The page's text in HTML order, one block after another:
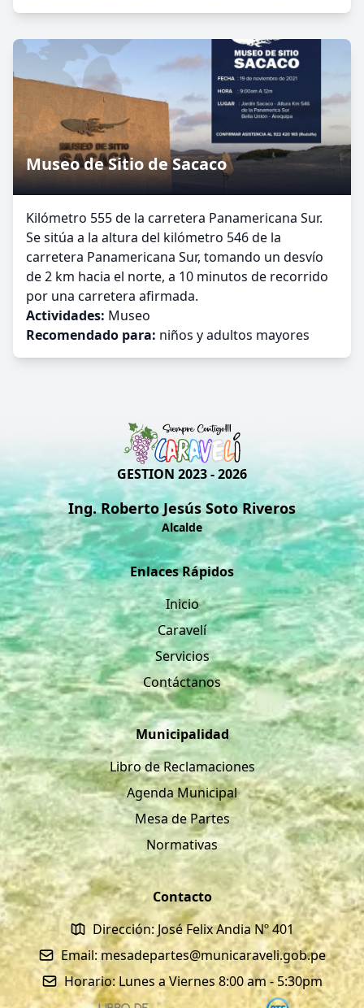
Museo de Sitio de Sacaco
Kilómetro 555 de la carretera Panamericana Sur.
Se sitúa a la altura del kilómetro 546 de la
carretera Panamericana Sur, tomando un desvío
de 2 km hacia el norte, a 10 minutos de recorrido
por una carretera afirmada.
Actividades: Museo
Recomendado para: niños y adultos mayores
GESTION 2023 - 2026
Ing. Roberto Jesús Soto Riveros
Alcalde
Enlaces Rápidos
Inicio
Caravelí
Servicios
Contáctanos
Municipalidad
Libro de Reclamaciones
Agenda Municipal
Mesa de Partes
Normativas
Contacto
Dirección: José Felix Andia Nº 401
Email: mesadepartes@municaraveli.gob.pe
Horario: Lunes a Viernes 8:00 am - 5:30pm